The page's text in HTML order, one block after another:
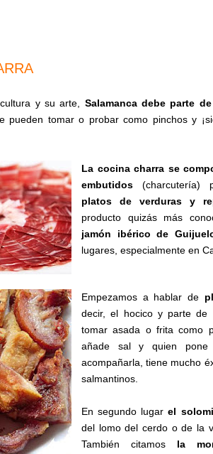
y su arte, Salamanca debe parte
pueden tomar o probar como pinchos y
La cocina charra se
embutidos (charcutería)
platos de verduras y
producto quizás más
jamón ibérico de
lugares, especialmente en
Empezamos a hablar de
decir, el hocico y parte
tomar asada o frita como
añade sal y quien pone
acompañarla, tiene mucho
salmantinos.
En segundo lugarel
del lomo del cerdo o de la
También citamos la